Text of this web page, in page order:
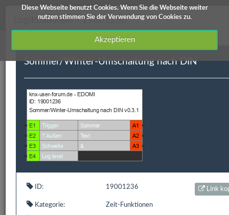
Diese Webseite benutzt Cookies. Wenn Sie die Webseite weiter
nutzen stimmen Sie der Verwendung von Cookies zu.
Akzeptieren
knx-user-forum Service
ETS Produktdatenbanken
Edomi
Autor
19001236
Logikbaustein - 19001236
Sommer/Winter-Umschaltung nach DIN
ID: 19001236 Link
Kategorie: Zeit-Funktionen